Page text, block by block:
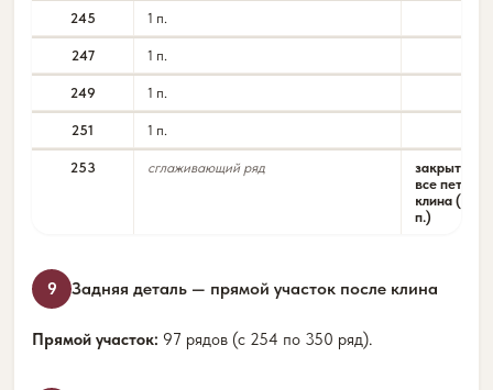
245 1 п.
247 1 п.
249 1 п.
251 1 п.
253 сглаживающий ряд
закрыть
все петли
клина (15
п.)
9 Задняя деталь — прямой участок после клина
Прямой участок: 97 рядов (с 254 по 350 ряд).